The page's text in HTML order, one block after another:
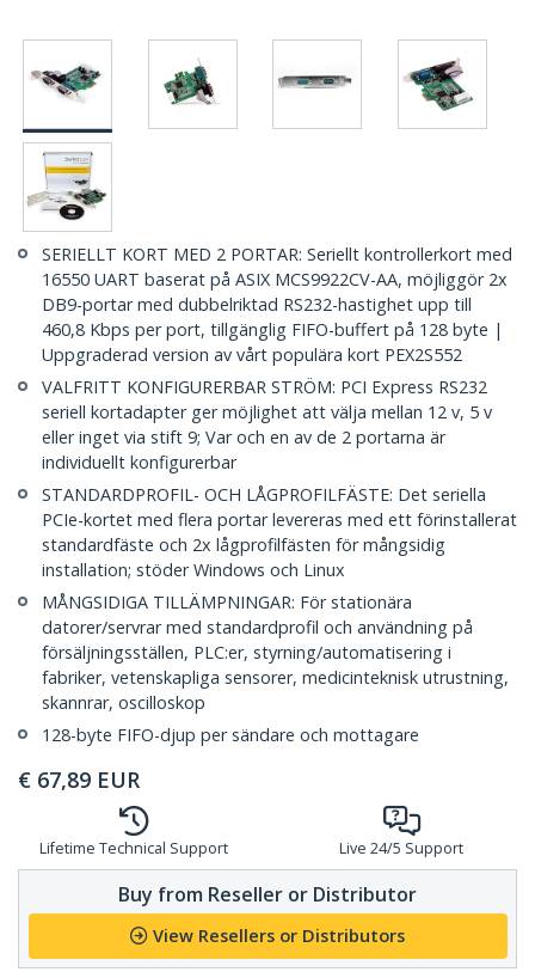
SERIELLT KORT MED 2 PORTAR: Seriellt kontrollerkort med
16550 UART baserat på ASIX MCS9922CV-AA, möjliggör 2x
DB9-portar med dubbelriktad RS232-hastighet upp till
460,8 Kbps per port, tillgänglig FIFO-buffert på 128 byte |
Uppgraderad version av vårt populära kort PEX2S552
VALFRITT KONFIGURERBAR STRÖM: PCI Express RS232
seriell kortadapter ger möjlighet att välja mellan 12 v, 5 v
eller inget via stift 9; Var och en av de 2 portarna är
individuellt konfigurerbar
STANDARDPROFIL- OCH LÅGPROFILFÄSTE: Det seriella
PCIe-kortet med flera portar levereras med ett förinstallerat
standardfäste och 2x lågprofilfästen för mångsidig
installation; stöder Windows och Linux
MÅNGSIDIGA TILLÄMPNINGAR: För stationära
datorer/servrar med standardprofil och användning på
försäljningsställen, PLC:er, styrning/automatisering i
fabriker, vetenskapliga sensorer, medicinteknisk utrustning,
skannrar, oscilloskop
128-byte FIFO-djup per sändare och mottagare
€ 67,89 EUR
Lifetime Technical Support Live 24/5 Support
Buy from Reseller or Distributor
View Resellers or Distributors